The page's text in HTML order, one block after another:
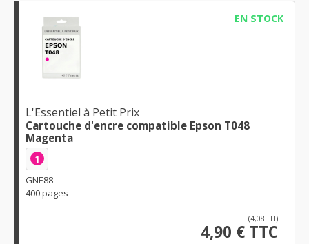
EN STOCK
L'Essentiel à Petit Prix
Cartouche d'encre compatible Epson T048
Magenta
1
GNE88
400 pages
(4,08 HT)
4,90 € TTC